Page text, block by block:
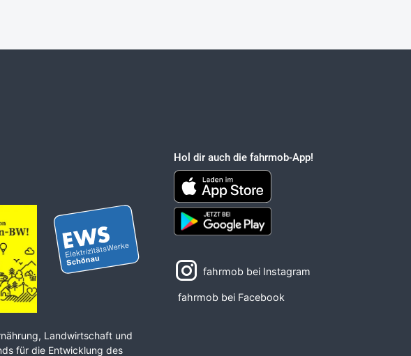
Land­wirt­schaft und
für die Ent­wicklung des
Hol dir auch die fahrmob-App!
fahrmob bei Instagram
fahrmob bei Facebook